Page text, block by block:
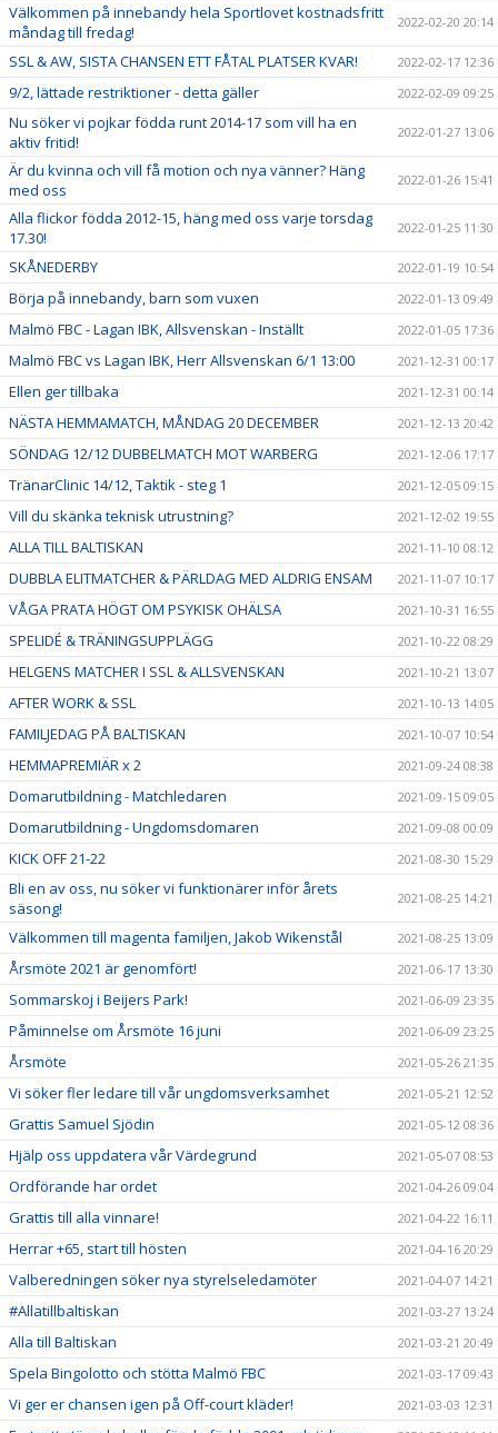
Välkommen på innebandy hela Sportlovet kostnadsfritt
måndag till fredag!
2022-02-20 20:14
SSL & AW, SISTA CHANSEN ETT FÅTAL PLATSER KVAR! 2022-02-17 12:36
9/2, lättade restriktioner - detta gäller 2022-02-09 09:25
Nu söker vi pojkar födda runt 2014-17 som vill ha en
aktiv fritid!
2022-01-27 13:06
Är du kvinna och vill få motion och nya vänner? Häng
med oss
2022-01-26 15:41
Alla flickor födda 2012-15, häng med oss varje torsdag
17.30!
2022-01-25 11:30
SKÅNEDERBY 2022-01-19 10:54
Börja på innebandy, barn som vuxen 2022-01-13 09:49
Malmö FBC - Lagan IBK, Allsvenskan - Inställt 2022-01-05 17:36
Malmö FBC vs Lagan IBK, Herr Allsvenskan 6/1 13:00 2021-12-31 00:17
Ellen ger tillbaka 2021-12-31 00:14
NÄSTA HEMMAMATCH, MÅNDAG 20 DECEMBER 2021-12-13 20:42
SÖNDAG 12/12 DUBBELMATCH MOT WARBERG 2021-12-06 17:17
TränarClinic 14/12, Taktik - steg 1 2021-12-05 09:15
Vill du skänka teknisk utrustning? 2021-12-02 19:55
ALLA TILL BALTISKAN 2021-11-10 08:12
DUBBLA ELITMATCHER & PÄRLDAG MED ALDRIG ENSAM 2021-11-07 10:17
VÅGA PRATA HÖGT OM PSYKISK OHÄLSA 2021-10-31 16:55
SPELIDÉ & TRÄNINGSUPPLÄGG 2021-10-22 08:29
HELGENS MATCHER I SSL & ALLSVENSKAN 2021-10-21 13:07
AFTER WORK & SSL 2021-10-13 14:05
FAMILJEDAG PÅ BALTISKAN 2021-10-07 10:54
HEMMAPREMIÄR x 2 2021-09-24 08:38
Domarutbildning - Matchledaren 2021-09-15 09:05
Domarutbildning - Ungdomsdomaren 2021-09-08 00:09
KICK OFF 21-22 2021-08-30 15:29
Bli en av oss, nu söker vi funktionärer inför årets
säsong!
2021-08-25 14:21
Välkommen till magenta familjen, Jakob Wikenstål 2021-08-25 13:09
Årsmöte 2021 är genomfört! 2021-06-17 13:30
Sommarskoj i Beijers Park! 2021-06-09 23:35
Påminnelse om Årsmöte 16 juni 2021-06-09 23:25
Årsmöte 2021-05-26 21:35
Vi söker fler ledare till vår ungdomsverksamhet 2021-05-21 12:52
Grattis Samuel Sjödin 2021-05-12 08:36
Hjälp oss uppdatera vår Värdegrund 2021-05-07 08:53
Ordförande har ordet 2021-04-26 09:04
Grattis till alla vinnare! 2021-04-22 16:11
Herrar +65, start till hösten 2021-04-16 20:29
Valberedningen söker nya styrelseledamöter 2021-04-07 14:21
#Allatillbaltiskan 2021-03-27 13:24
Alla till Baltiskan 2021-03-21 20:49
Spela Bingolotto och stötta Malmö FBC 2021-03-17 09:43
Vi ger er chansen igen på Off-court kläder! 2021-03-03 12:31